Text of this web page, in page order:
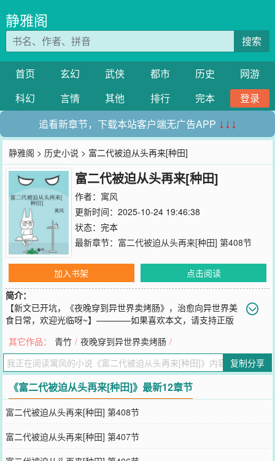
静雅阁
搜索
首页 玄幻 武侠 都市 历史
网游
科幻
言情 其他 排行 完本
登录
追看新章节，下载本站客户端无广告APP ↓↓↓
静雅阁 > 历史小说 > 富二代被迫从头再来[种田]
富二代被迫从头再来[种田]
作者： 寓风
更新时间：2025-10-24 19:46:38
状态：完本
最新章节： 富二代被迫从头再来[种田] 第408节
加入书架
点击阅读
简介：
【新文已开坑，《夜晚穿到异世界卖烤肠》，治愈向异世界美
食日常，欢迎光临呀~】————如果喜欢本文，请支持正版
妈、缺关爱的学渣富二代，好不容易高考完，还没摸到大学录取通知
书，就魂穿到古代同名同姓倒霉蛋身上。别墅没了，游戏机没了，大
学没了，最重要的是：零花钱没了！不但钱没了，他还欠着一堆债。
卢栩：……瞧瞧家里，没主见的小后娘哭唧唧，十岁的弟弟喊大哥，
五岁的妹妹喊哥哥，还有个不会说话的小弟弟不会喊哥哥。卢栩能怎
么办？谁让弟弟懂事又顾家，妹妹奶声奶气软萌可爱，小弟弟活泼又
好捏呢？卢栩撸起袖子，下厨，摆摊，赚钱，买地，开店，在厨艺尚
在蒸煮的世界里拎上铁锅，从摆摊炸油条开始，煎炒烹炸做美食，誓
把小萝卜头们喂得白白胖胖！当大哥，被依赖，感觉真不错，再没人
骂他走后门，靠父母，是笨蛋了。邻居家同病相怜的小书郎低谷迷
其它作品： 青竹 / 夜晚穿到异世界卖烤肠 /
复制分享
《富二代被迫从头再来[种田]》最新12章节
富二代被迫从头再来[种田] 第408节
富二代被迫从头再来[种田] 第407节